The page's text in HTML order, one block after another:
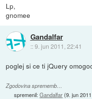
Lp,
gnomee
Gandalfar
::9. jun 2011, 22:41
poglej si ce ti jQuery
Zgodovina sprememb…
spremenil:Gandalfar(9. jun